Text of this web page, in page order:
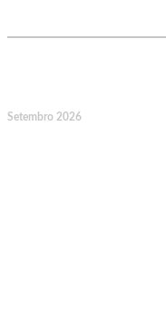
Setembro 2026